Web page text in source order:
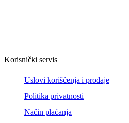
Korisnički servis
Uslovi korišćenja i prodaje
Politika privatnosti
Način plaćanja